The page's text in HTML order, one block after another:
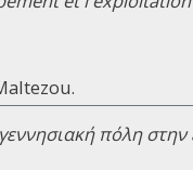
πόλη στην